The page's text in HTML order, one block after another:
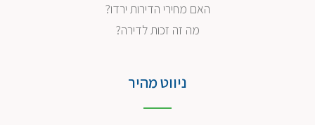
האם מחירי הדירות ירדו?
מה זה זכות לדירה?
ניווט מהיר